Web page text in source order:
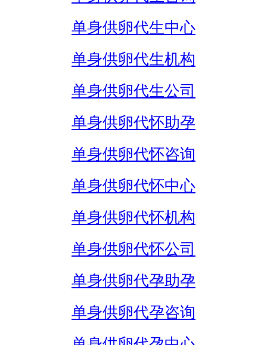
单身供卵代生中心
单身供卵代生机构
单身供卵代生公司
单身供卵代怀助孕
单身供卵代怀咨询
单身供卵代怀中心
单身供卵代怀机构
单身供卵代怀公司
单身供卵代孕助孕
单身供卵代孕咨询